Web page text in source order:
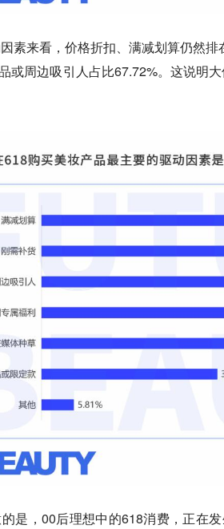
素来看，价格折扣、满减划算仍然
或周边吸引人占比67.72%。这说明
是，00后理想中的618消费，正在